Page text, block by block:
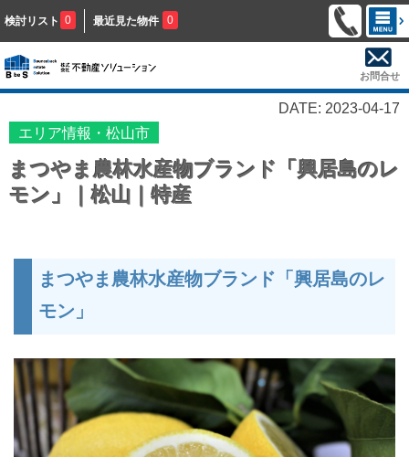
検討リスト 0 最近見た物件 0
お問合せ
DATE: 2023-04-17
エリア情報・松山市
まつやま農林水産物ブランド「興居島のレ
モン」｜松山｜特産
まつやま農林水産物ブランド「興居島のレ
モン」